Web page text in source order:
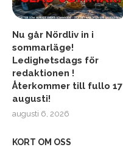
Nu går Nördliv in i
sommarläge!
Ledighetsdags för
redaktionen !
Återkommer till fullo 17
augusti!
augusti 6, 2026
KORT OM OSS